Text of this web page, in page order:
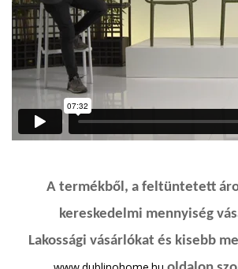
A termékből, a feltüntetett
kereskedelmi mennyiség
Lakossági vásárlókat és kisebb